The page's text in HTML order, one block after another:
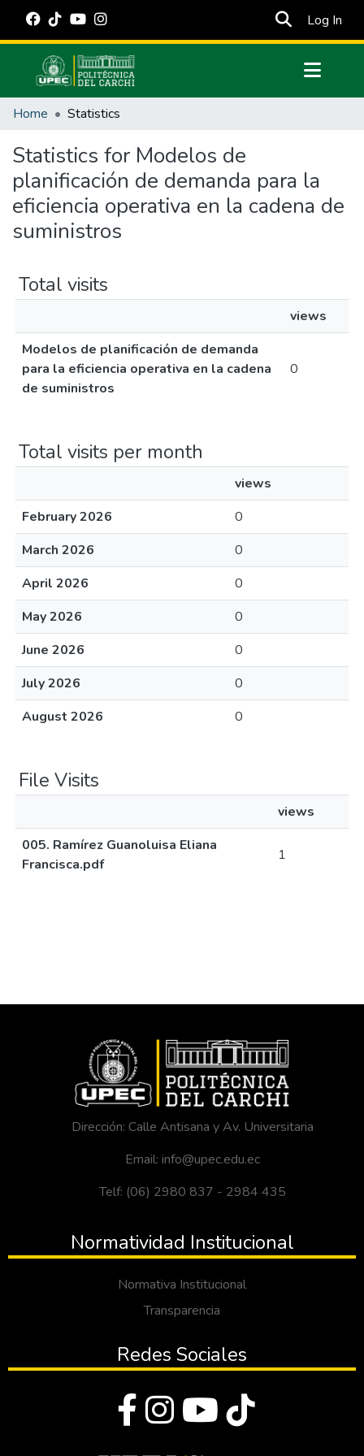
Log In
Communities & Collections
Estadísticas Externas
Manuales
Home Statistics
Statistics for Modelos de
planificación de demanda para la
eficiencia operativa en la cadena de
suministros
Total visits
views
Modelos de planificación de demanda
para la eficiencia operativa en la cadena
de suministros
0
Total visits per month
views
February 2026
0
March 2026
0
April 2026
0
May 2026
0
June 2026
0
July 2026
0
August 2026
0
File Visits
views
005. Ramírez Guanoluisa Eliana
Francisca.pdf
1
Dirección: Calle Antisana y Av. Universitaria
Email: info@upec.edu.ec
Telf: (06) 2980 837 - 2984 435
Normatividad Institucional
Normativa Institucional
Transparencia
Redes Sociales